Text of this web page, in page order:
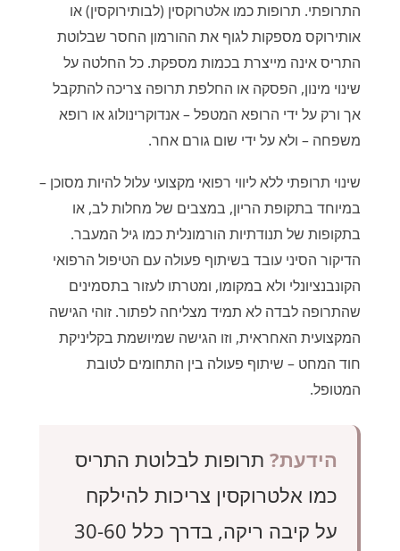
התרופתי. תרופות כמו אלטרוקסין (לבותירוקסין) או
אותירוקס מספקות לגוף את ההורמון החסר שבלוטת
התריס אינה מייצרת בכמות מספקת. כל החלטה על
שינוי מינון, הפסקה או החלפת תרופה צריכה להתקבל
אך ורק על ידי הרופא המטפל – אנדוקרינולוג או רופא
משפחה – ולא על ידי שום גורם אחר.
שינוי תרופתי ללא ליווי רפואי מקצועי עלול להיות מסוכן –
במיוחד בתקופת הריון, במצבים של מחלות לב, או
בתקופות של תנודתיות הורמונלית כמו גיל המעבר.
הדיקור הסיני עובד בשיתוף פעולה עם הטיפול הרפואי
הקונבנציונלי ולא במקומו, ומטרתו לעזור בתסמינים
שהתרופה לבדה לא תמיד מצליחה לפתור. זוהי הגישה
המקצועית האחראית, וזו הגישה שמיושמת בקליניקת
חוד המחט – שיתוף פעולה בין התחומים לטובת
המטופל.
הידעת? תרופות לבלוטת התריס
כמו אלטרוקסין צריכות להילקח
על קיבה ריקה, בדרך כלל 30-60